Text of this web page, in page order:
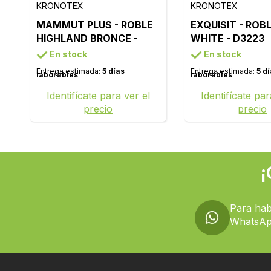
KRONOTEX
MAMMUT PLUS - ROBLE
HIGHLAND BRONCE -
D4795
En stock
Entrega estimada: 5 días
laborables
Identifícate para ver el
precio
KRONOTEX
EXQUISIT -
WHITE - D3223
En stock
Entrega estimada: 5
laborables
Identifícate
precio
Para